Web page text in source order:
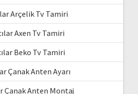
Arçelik Tv Tamiri
Axen Tv Tamiri
Beko Tv Tamiri
Çanak Anten Ayarı
Çanak Anten Montaj